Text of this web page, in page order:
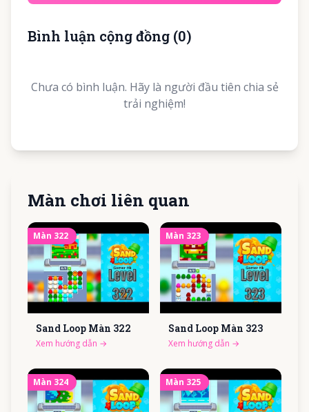
Bình luận cộng đồng (0)
Chưa có bình luận. Hãy là người đầu tiên chia sẻ
trải nghiệm!
Màn chơi liên quan
Màn 322
Sand Loop Màn 322
Xem hướng dẫn →
Màn 323
Sand Loop Màn 323
Xem hướng dẫn →
Màn 324 Màn 325